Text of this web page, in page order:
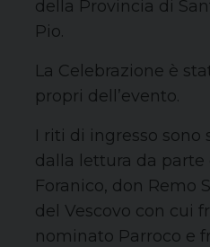
della Provincia di
Pio.
La Celebrazione è
propri dell’evento.
I riti di ingresso sono
dalla lettura da parte
Foranico, don Remo
del Vescovo con cui
nominato Parroco e